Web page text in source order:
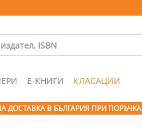
Е-КНИГИ КЛАСАЦИИ
ДОСТАВКА В БЪЛГАРИЯ ПРИ ПОРЪЧКА